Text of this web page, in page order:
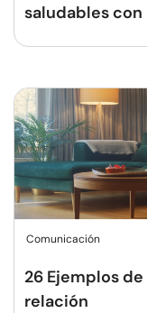
saludables con
Comunicación
26 Ejemplos
relación